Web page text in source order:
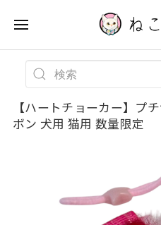
【ハートチョーカー】プ
ボン 犬用 猫用 数量限定